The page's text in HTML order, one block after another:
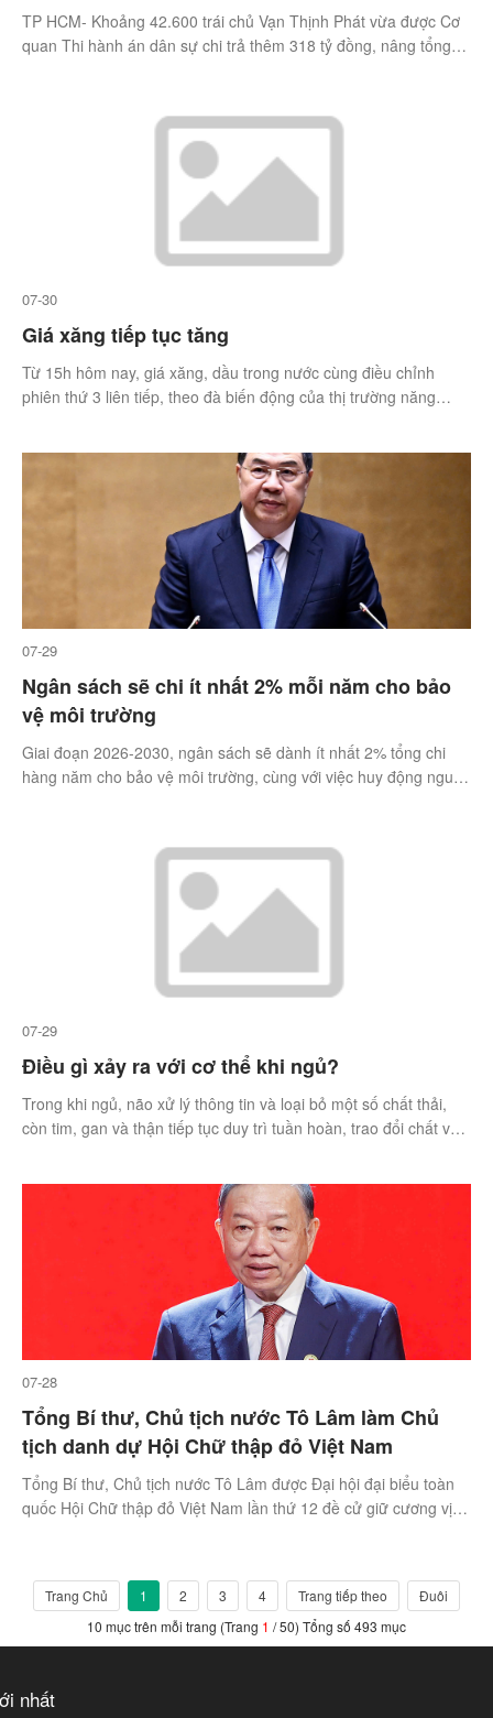
TP HCM- Khoảng 42.600 trái chủ Vạn Thịnh Phát vừa được Cơ
quan Thi hành án dân sự chi trả thêm 318 tỷ đồng, nâng tổng
07-30
Giá xăng tiếp tục tăng
Từ 15h hôm nay, giá xăng, dầu trong nước cùng điều chỉnh
phiên thứ 3 liên tiếp, theo đà biến động của thị trường năng
07-29
Ngân sách sẽ chi ít nhất 2% mỗi năm cho bảo
vệ môi trường
Giai đoạn 2026-2030, ngân sách sẽ dành ít nhất 2% tổng chi
hàng năm cho bảo vệ môi trường, cùng với việc huy động nguồn
07-29
Điều gì xảy ra với cơ thể khi ngủ?
Trong khi ngủ, não xử lý thông tin và loại bỏ một số chất thải,
còn tim, gan và thận tiếp tục duy trì tuần hoàn, trao đổi chất và
07-28
Tổng Bí thư, Chủ tịch nước Tô Lâm làm Chủ
tịch danh dự Hội Chữ thập đỏ Việt Nam
Tổng Bí thư, Chủ tịch nước Tô Lâm được Đại hội đại biểu toàn
quốc Hội Chữ thập đỏ Việt Nam lần thứ 12 đề cử giữ cương vị
Trang Chủ 1 2 3 4 Trang tiếp theo
Đuôi
10 mục trên mỗi trang (Trang 1 / 50) Tổng số 493 mục
nhất